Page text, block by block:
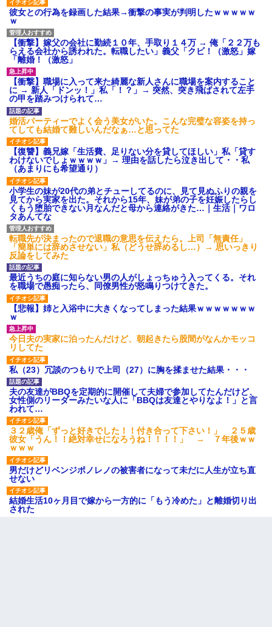
のお茶？」彼「ちっ！」私「」
【GIF】JSのカンチョーワロ
タ
後続車にクラクションを鳴ら
され彼氏が逆切れ。「何クラク
ション鳴らしてんだ！降りてこ
いよ！」と怒鳴りだし...
【衝撃】報酬100万円超の治験
募集がこちらｗｗｗｗｗ(※画像
あり)
【ネット騒然】惨殺されたタ
ワマン頂き女子のこの動画、す
げえええええｗｗｗｗｗｗｗｗ
ｗｗｗ
【愕然】白のクラウン俺氏、
高速道路左車線を制限速度で走
った結果wwwwwwwwwwww
百年の恋12-899 食べた量を
張り合ってくる
【悲報】佐藤輝明・・・２軍
でも盛大にやらかす←あまり悲
しませないでくれ
彼女との行為を録画した結果→衝撃の事実が判明したｗｗｗｗｗ
ｗ
【衝撃】嫁父の会社に勤続１０年、手取り１４万 → 俺「２２万も
らえる会社から誘われた。転職したい」義父「クビ！（激怒」嫁
「離婚！（激怒」
【衝撃】職場に入って来た綺麗な新人さんに職場を案内すること
に → 新人「ドンッ！」私「！？」→ 突然、突き飛ばされて左手
の甲を踏みつけられて…
婚活パーティーでよく会う美女がいた。こんな完璧な容姿を持っ
てしても結婚て難しいんだなぁ…と思ってた
【復讐】義兄嫁「生活費、足りない分を貸してほしい」私「貸す
わけないでしょｗｗｗｗ」→ 理由を話したら泣き出して・・私
（あまりにも希望通り）
小学生の妹が20代の弟とチューしてるのに、見て見ぬふりの親を
見てから実家を出た。それから15年、妹が弟の子を妊娠したらし
くもう堕胎できない月なんだと母から連絡がきた…｜生活｜ワロ
タあんてな
転職先が決まったので退職の意思を伝えたら。上司「無責任」
「簡単には辞めさせない」私（どうせ辞めるし…）→ 思いっきり
反論をしてみた
最近うちの庭に知らない男の人がしょっちゅう入ってくる。それ
を職場で愚痴ったら、同僚男性が怒鳴りつけてきた。
【悲報】姉と入浴中に大きくなってしまった結果ｗｗｗｗｗｗｗ
ｗ
今日夫の実家に泊ったんだけど、朝起きたら股間がなんかモッコ
リしてた
私（23）冗談のつもりで上司（27）に胸を揉ませた結果・・・
夫の友達がBBQを定期的に開催して夫婦で参加してたんだけど、
女性側のリーダーみたいな人に「BBQは友達とやりなよ！」と言
われて…
３２歳俺「ずっと好きでした！！付き合って下さい！」 ２５歳
彼女「うん！！絶対幸せになろうね！！！！」 → ７年後ｗｗ
ｗｗｗ
男だけどリベンジポノレノの被害者になって未だに人生が立ち直
せない
結婚生活10ヶ月目で嫁から一方的に「もう冷めた」と離婚切り出
された